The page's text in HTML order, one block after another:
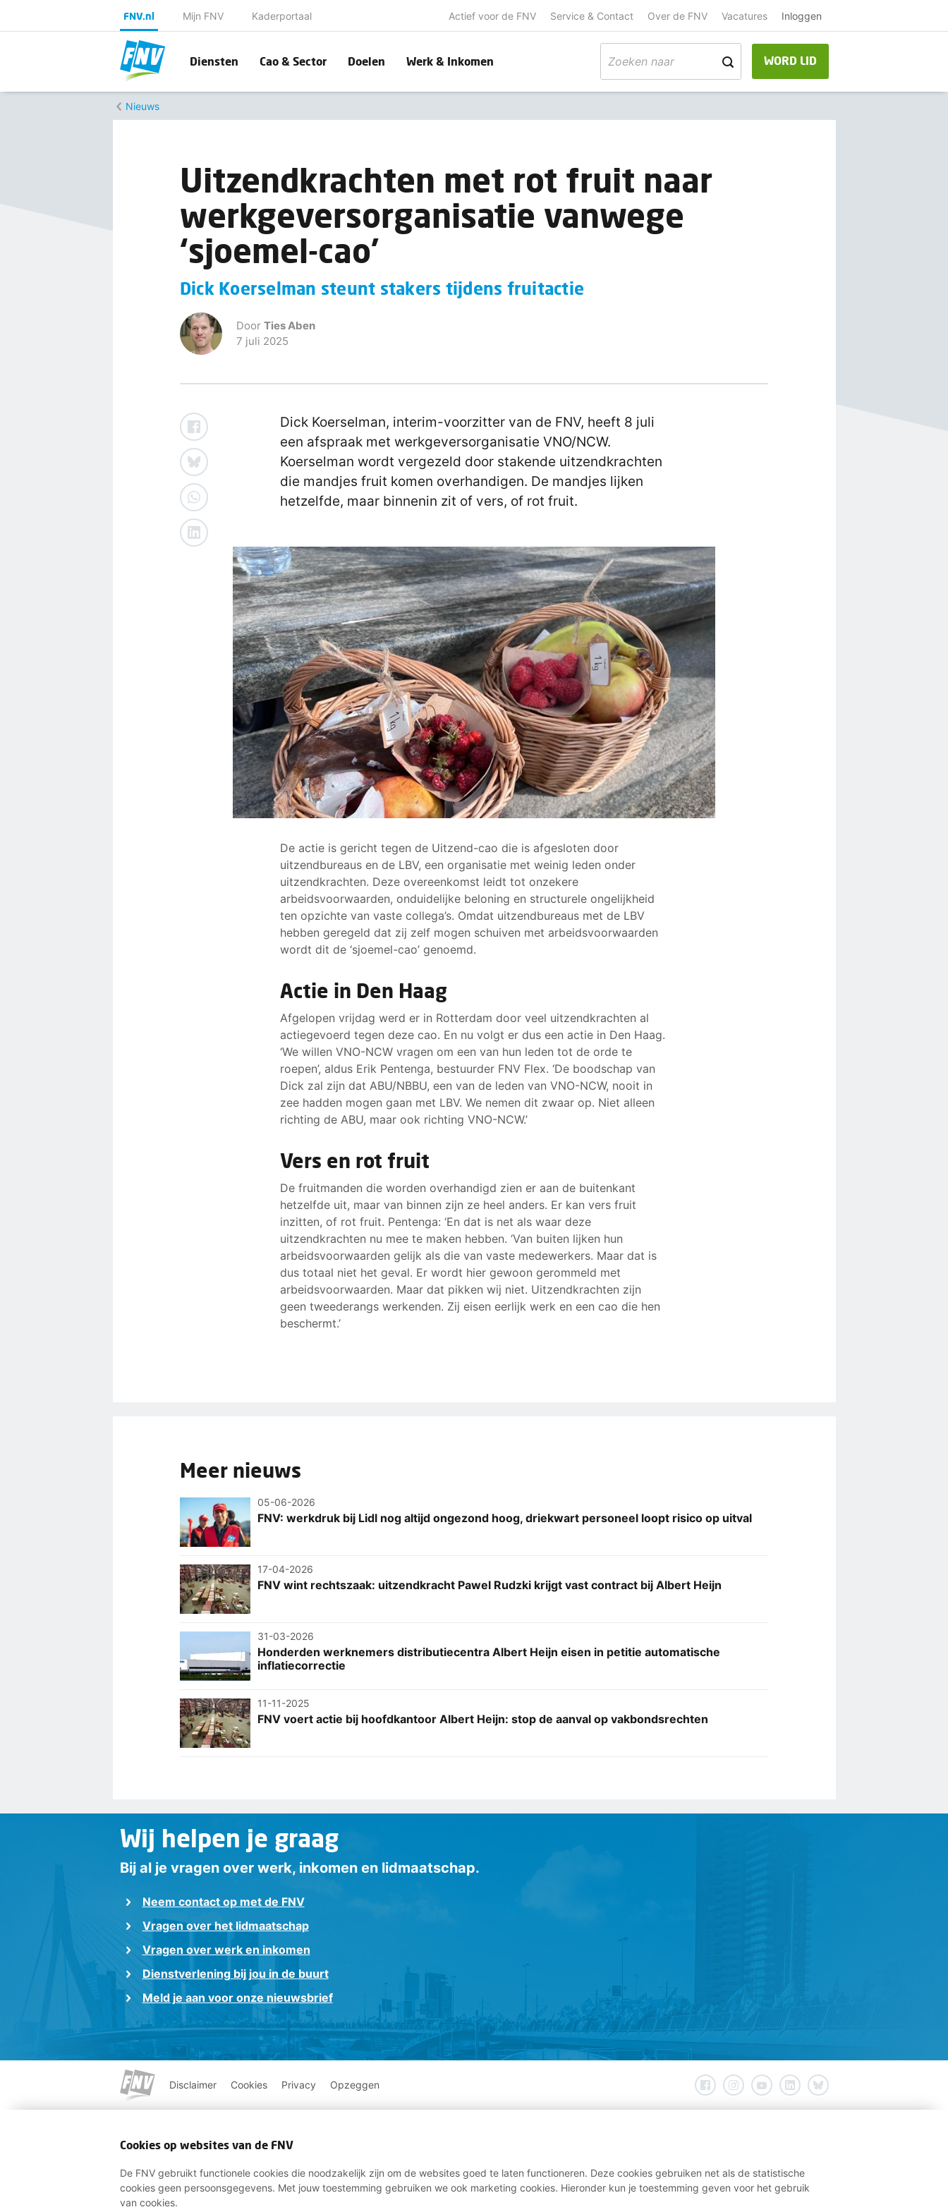
FNV.nl Mijn FNV Kaderportaal Actief voor de FNV Service & Contact Over de FNV Vacatures Inloggen
Diensten Cao & Sector Doelen Werk & Inkomen WORD LID
Nieuws
Uitzendkrachten met rot fruit naar
werkgeversorganisatie vanwege
‘sjoemel-cao’
Dick Koerselman steunt stakers tijdens fruitactie
Door Ties Aben
7 juli 2025
Dick Koerselman, interim-voorzitter van de FNV, heeft 8 juli
een afspraak met werkgeversorganisatie VNO/NCW.
Koerselman wordt vergezeld door stakende uitzendkrachten
die mandjes fruit komen overhandigen. De mandjes lijken
hetzelfde, maar binnenin zit of vers, of rot fruit.
De actie is gericht tegen de Uitzend-cao die is afgesloten door
uitzendbureaus en de LBV, een organisatie met weinig leden onder
uitzendkrachten. Deze overeenkomst leidt tot onzekere
arbeidsvoorwaarden, onduidelijke beloning en structurele ongelijkheid
ten opzichte van vaste collega’s. Omdat uitzendbureaus met de LBV
hebben geregeld dat zij zelf mogen schuiven met arbeidsvoorwaarden
wordt dit de ‘sjoemel-cao’ genoemd.
Actie in Den Haag
Afgelopen vrijdag werd er in Rotterdam door veel uitzendkrachten al
actiegevoerd tegen deze cao. En nu volgt er dus een actie in Den Haag.
‘We willen VNO-NCW vragen om een van hun leden tot de orde te
roepen’, aldus Erik Pentenga, bestuurder FNV Flex. ‘De boodschap van
Dick zal zijn dat ABU/NBBU, een van de leden van VNO-NCW, nooit in
zee hadden mogen gaan met LBV. We nemen dit zwaar op. Niet alleen
richting de ABU, maar ook richting VNO-NCW.’
Vers en rot fruit
De fruitmanden die worden overhandigd zien er aan de buitenkant
hetzelfde uit, maar van binnen zijn ze heel anders. Er kan vers fruit
inzitten, of rot fruit. Pentenga: ‘En dat is net als waar deze
uitzendkrachten nu mee te maken hebben. ‘Van buiten lijken hun
arbeidsvoorwaarden gelijk als die van vaste medewerkers. Maar dat is
dus totaal niet het geval. Er wordt hier gewoon gerommeld met
arbeidsvoorwaarden. Maar dat pikken wij niet. Uitzendkrachten zijn
geen tweederangs werkenden. Zij eisen eerlijk werk en een cao die hen
beschermt.’
Meer nieuws
05-06-2026
FNV: werkdruk bij Lidl nog altijd ongezond hoog, driekwart personeel loopt risico op uitval
17-04-2026
FNV wint rechtszaak: uitzendkracht Pawel Rudzki krijgt vast contract bij Albert Heijn
31-03-2026
Honderden werknemers distributiecentra Albert Heijn eisen in petitie automatische
inflatiecorrectie
11-11-2025
FNV voert actie bij hoofdkantoor Albert Heijn: stop de aanval op vakbondsrechten
Wij helpen je graag
Bij al je vragen over werk, inkomen en lidmaatschap.
Neem contact op met de FNV
Vragen over het lidmaatschap
Vragen over werk en inkomen
Dienstverlening bij jou in de buurt
Meld je aan voor onze nieuwsbrief
Disclaimer Cookies Privacy Opzeggen
Cookies op websites van de FNV
De FNV gebruikt functionele cookies die noodzakelijk zijn om de websites goed te laten functioneren. Deze cookies gebruiken net als de statistische
cookies geen persoonsgegevens. Met jouw toestemming gebruiken we ook marketing cookies. Hieronder kun je toestemming geven voor het gebruik
van cookies.